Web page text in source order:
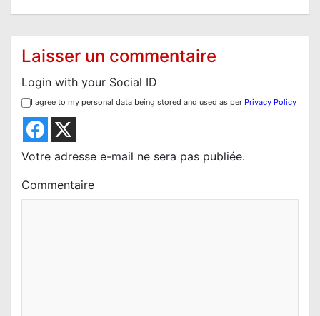
d
Laisser un commentaire
Login with your Social ID
I agree to my personal data being stored and used as per Privacy Policy
Votre adresse e-mail ne sera pas publiée.
Commentaire